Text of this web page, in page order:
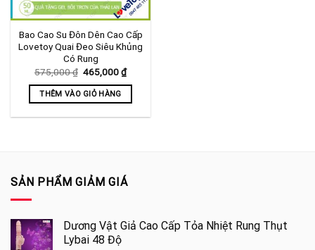
Bao Cao Su Đôn Dên Cao Cấp
Lovetoy Quai Đeo Siêu Khủng
Có Rung
575,000₫ Giá
là:
575,000 ₫.
465,000₫Giá
hiện
tại
THÊM VÀO GIỎ HÀNG
SẢN PHẨM GIẢM GIÁ
Dương Vật Giả Cao Cấp Tỏa Nhiệt Rung Thụt
Lybai 48 Độ